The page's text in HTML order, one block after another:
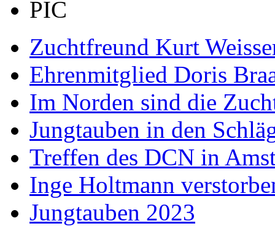
Zuchtfreund Kurt
Ehrenmitglied Doris
Im Norden sind die
Jungtauben in den
Treffen des DCN in
Inge Holtmann
Jungtauben 2023